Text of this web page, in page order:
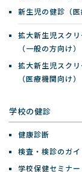
新生児の健診（医
拡大新生児スク
（一般の方向け）
拡大新生児スク
（医療機関向け）
学校の健診
健康診断
検査・検診のガイ
学校保健セミナー